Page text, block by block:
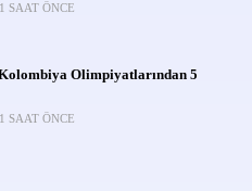
21 SAAT ÖNCE
Olimpiyatlarından 5
21 SAAT ÖNCE